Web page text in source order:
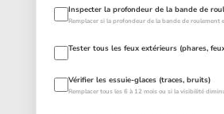
Inspecter la profondeur de la bande de
Remplacer si la profondeur de la bande de roulement
Tester tous les feux extérieurs (phares,
Vérifier les essuie-glaces (traces, bruits)
Remplacer tous les 6 à 12 mois ou si la visibilité